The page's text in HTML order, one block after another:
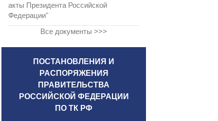
акты Президента Российской
Федерации"
Все документы >>>
ПОСТАНОВЛЕНИЯ И
РАСПОРЯЖЕНИЯ
ПРАВИТЕЛЬСТВА
РОССИЙСКОЙ ФЕДЕРАЦИИ
ПО ТК РФ